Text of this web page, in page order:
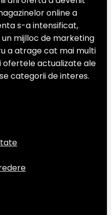
online a
s-a intensificat,
mijlloc de marketing
a atrage cat mai multi
ofertele actualizate ale
categorii de interes.